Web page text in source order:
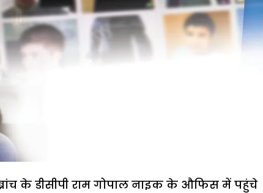
के डीसीपी राम गोपाल नाइक के औफिस में पहुंचे